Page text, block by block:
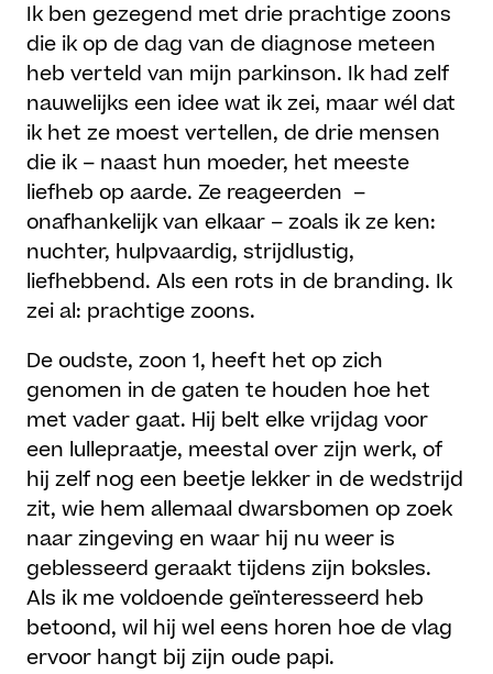
Ik ben gezegend met drie prachtige zoons
die ik op de dag van de diagnose meteen
heb verteld van mijn parkinson. Ik had zelf
nauwelijks een idee wat ik zei, maar wél dat
ik het ze moest vertellen, de drie mensen
die ik – naast hun moeder, het meeste
liefheb op aarde. Ze reageerden –
onafhankelijk van elkaar – zoals ik ze ken:
nuchter, hulpvaardig, strijdlustig,
liefhebbend. Als een rots in de branding. Ik
zei al: prachtige zoons.
De oudste, zoon 1, heeft het op zich
genomen in de gaten te houden hoe het
met vader gaat. Hij belt elke vrijdag voor
een lullepraatje, meestal over zijn werk, of
hij zelf nog een beetje lekker in de wedstrijd
zit, wie hem allemaal dwarsbomen op zoek
naar zingeving en waar hij nu weer is
geblesseerd geraakt tijdens zijn boksles.
Als ik me voldoende geïnteresseerd heb
betoond, wil hij wel eens horen hoe de vlag
ervoor hangt bij zijn oude papi.